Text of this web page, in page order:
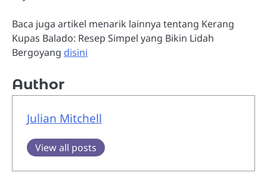
Baca juga artikel menarik lainnya tentang Kerang
Kupas Balado: Resep Simpel yang Bikin Lidah
Bergoyang disini
Author
Julian Mitchell
View all posts